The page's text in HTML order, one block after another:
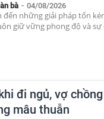
bà - 04/08/2026
đến những giải pháp tốn
giữ vững phong độ và
đi ngủ, vợ
mâu thuẫn